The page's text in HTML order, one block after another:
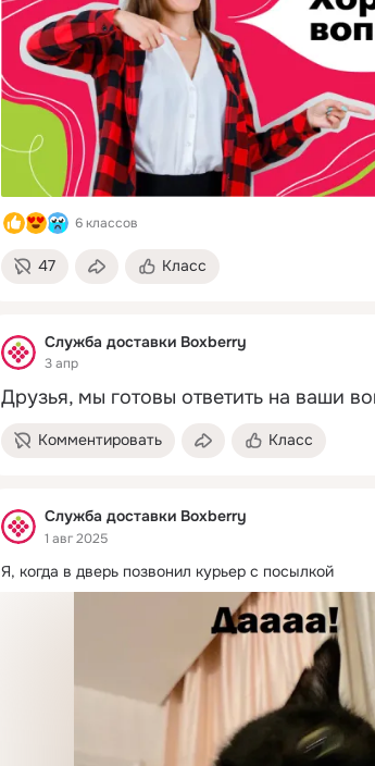
6 классов
47 Класс
Служба доставки Boxberry
3 апр
Друзья, мы готовы ответить на ваши
Комментировать Класс
Служба доставки Boxberry
1 авг 2025
Я, когда в дверь позвонил курьер с посылкой